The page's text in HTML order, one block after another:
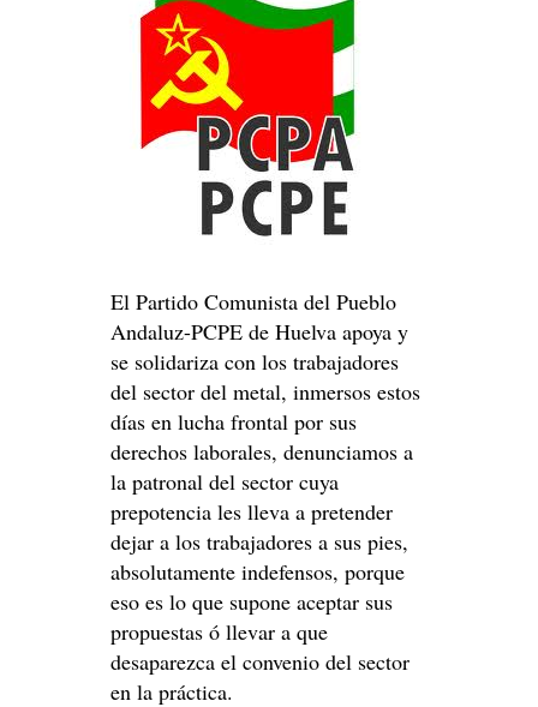
El Partido Comunista del Pueblo
Andaluz-PCPE de Huelva apoya y
se solidariza con los trabajadores
del sector del metal, inmersos estos
días en lucha frontal por sus
derechos laborales, denunciamos a
la patronal del sector cuya
prepotencia les lleva a pretender
dejar a los trabajadores a sus pies,
absolutamente indefensos, porque
eso es lo que supone aceptar sus
propuestas ó llevar a que
desaparezca el convenio del sector
en la práctica.